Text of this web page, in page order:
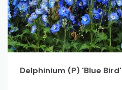
Delphinium (P) 'Blue Bird'